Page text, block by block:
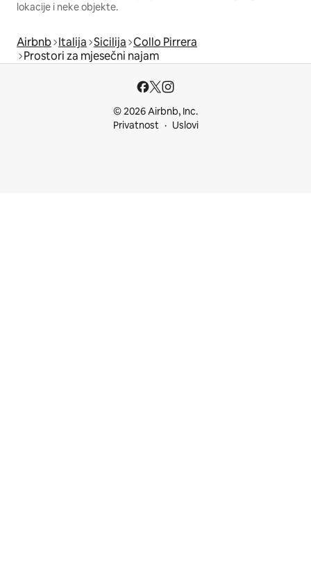
lokacije i neke objekte.
Airbnb Italija Sicilija Collo Pirrera
Prostori za mjesečni najam
© 2026 Airbnb, Inc.
Privatnost
Uslovi